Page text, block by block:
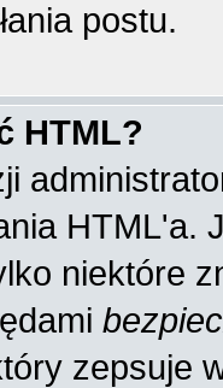
postu.
HTML?
HTML'a.
niektóre
zepsuje